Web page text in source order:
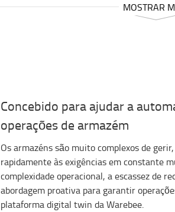
MOSTRAR
Concebido para ajudar a
operações de armazém
Os armazéns são muito complexos de
rapidamente às exigências em constante
complexidade operacional, a escassez de
abordagem proativa para garantir
plataforma digital twin da Warebee.